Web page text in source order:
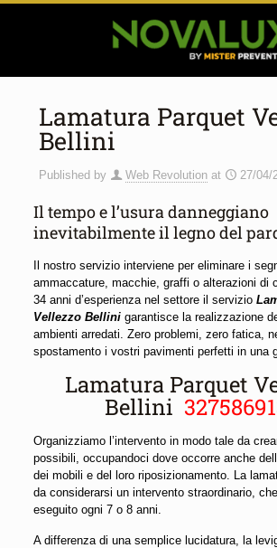
Lamatura Parquet
Bellini
Published by Web Revolution at 27/04/
Il tempo e l’usura danneggiano
inevitabilmente il legno del
Il nostro servizio interviene per eliminare i
ammaccature, macchie, graffi o alterazioni di
34 anni d’esperienza nel settore il servizio
Vellezzo Bellini garantisce la realizzazione
ambienti arredati. Zero problemi, zero fatica,
spostamento i vostri pavimenti perfetti in una
Lamatura Parquet
Bellini
Organizziamo l’intervento in modo tale da
possibili, occupandoci dove occorre anche
dei mobili e del loro riposizionamento. La
da considerarsi un intervento straordinario,
eseguito ogni 7 o 8 anni.
A differenza di una semplice lucidatura, la